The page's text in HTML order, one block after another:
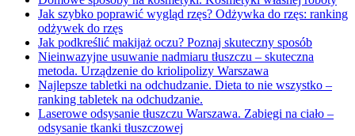
Jak szybko poprawić wygląd rzęs? Odżywka do rzęs: ranking
odżywek do rzęs
Jak podkreślić makijaż oczu? Poznaj skuteczny sposób
Nieinwazyjne usuwanie nadmiaru tłuszczu – skuteczna
metoda. Urządzenie do kriolipolizy Warszawa
Najlepsze tabletki na odchudzanie. Dieta to nie wszystko –
ranking tabletek na odchudzanie.
Laserowe odsysanie tłuszczu Warszawa. Zabiegi na ciało –
odsysanie tkanki tłuszczowej